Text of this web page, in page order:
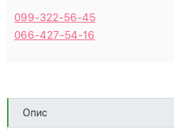
099-322-56-45
066-427-54-16
Опис